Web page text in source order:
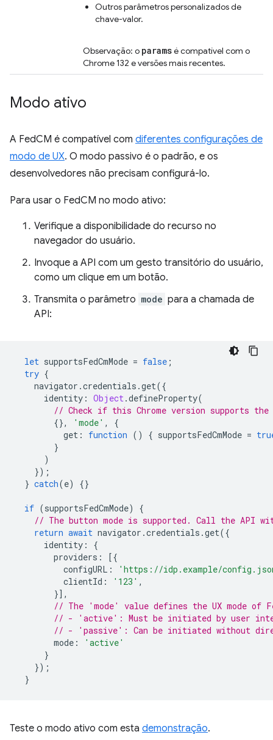
Outros parâmetros personalizados de
chave-valor.
Observação: o paramsé compatível com o
Chrome 132 e versões mais recentes.
Modo ativo
A FedCM é compatível com diferentes configurações de
modo de UX. O modo passivo é o padrão, e os
desenvolvedores não precisam configurá-lo.
Para usar o FedCM no modo ativo:
Verifique a disponibilidade do recurso no
navegador do usuário.
Invoque a API com um gesto transitório do usuário,
como um clique em um botão.
Transmita o parâmetro mode para a chamada de
API:
let supportsFedCmMode = false ;
try {
navigator .credentials .get({
identity : Object .defineProperty(
// Check if this Chrome version supports the
{},
'mode' ,
{
get : function () { supportsFedCmMode =
}
)
});
} catch(e) {}
if (supportsFedCmMode)
{
// The button mode is supported. Call the API
return await navigator .credentials .get({
identity :
{
providers :
[{
configURL :
'https://idp.example/
clientId : '123' ,
}],
// The 'mode' value defines the UX mode of
// - 'active': Must be initiated by user
// - 'passive': Can be initiated without
mode :
'active'
}
});
}
Teste o modo ativo com esta demonstração.